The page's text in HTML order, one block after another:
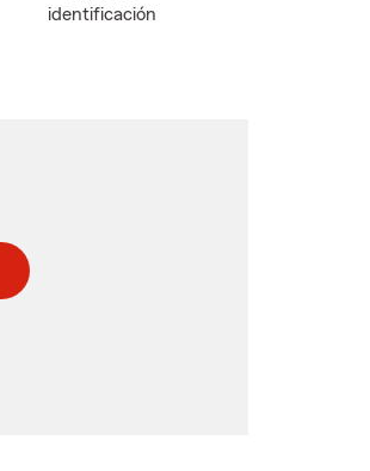
identificación